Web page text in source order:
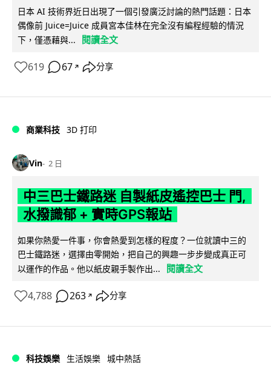
日本 AI 技術界近日出現了一個引發廣泛討論的熱門話題：日本
偶像前 Juice=Juice 成員宮本佳林在完全沒有編程經驗的情況
下，僅憑藉與...
閱讀全文
619 67 ↗ 分享
商業科技 3D 打印
Vin 2 日
中三巴士鐵路迷 自製紙皮遙控巴士 門,
水撥識郁 + 實時GPS報站
如果你熱愛一件事，你會熱愛到怎樣的程度？一位就讀中三的
巴士鐵路迷，選擇由零開始，把自己的興趣一步步變成真正可
以運作的作品。他以紙皮親手製作出...
閱讀全文
4,788 263 ↗ 分享
科技娛樂 生活娛樂 城中熱話